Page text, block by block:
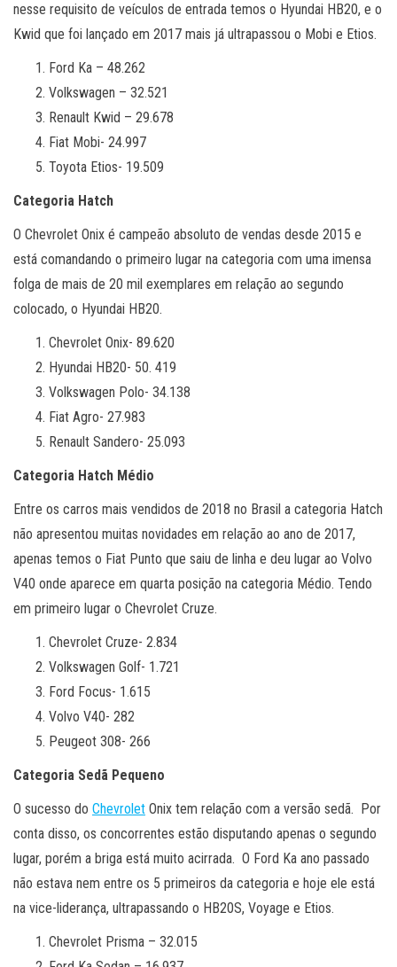
nesse requisito de veículos de entrada temos o Hyundai HB20, e o
Kwid que foi lançado em 2017 mais já ultrapassou o Mobi e Etios.
Ford Ka – 48.262
Volkswagen – 32.521
Renault Kwid – 29.678
Fiat Mobi- 24.997
Toyota Etios- 19.509
Categoria Hatch
O Chevrolet Onix é campeão absoluto de vendas desde 2015 e
está comandando o primeiro lugar na categoria com uma imensa
folga de mais de 20 mil exemplares em relação ao segundo
colocado, o Hyundai HB20.
Chevrolet Onix- 89.620
Hyundai HB20- 50. 419
Volkswagen Polo- 34.138
Fiat Agro- 27.983
Renault Sandero- 25.093
Categoria Hatch Médio
Entre os carros mais vendidos de 2018 no Brasil a categoria Hatch
não apresentou muitas novidades em relação ao ano de 2017,
apenas temos o Fiat Punto que saiu de linha e deu lugar ao Volvo
V40 onde aparece em quarta posição na categoria Médio. Tendo
em primeiro lugar o Chevrolet Cruze.
Chevrolet Cruze- 2.834
Volkswagen Golf- 1.721
Ford Focus- 1.615
Volvo V40- 282
Peugeot 308- 266
Categoria Sedã Pequeno
O sucesso do Chevrolet Onix tem relação com a versão sedã. Por
conta disso, os concorrentes estão disputando apenas o segundo
lugar, porém a briga está muito acirrada. O Ford Ka ano passado
não estava nem entre os 5 primeiros da categoria e hoje ele está
na vice-liderança, ultrapassando o HB20S, Voyage e Etios.
Chevrolet Prisma – 32.015